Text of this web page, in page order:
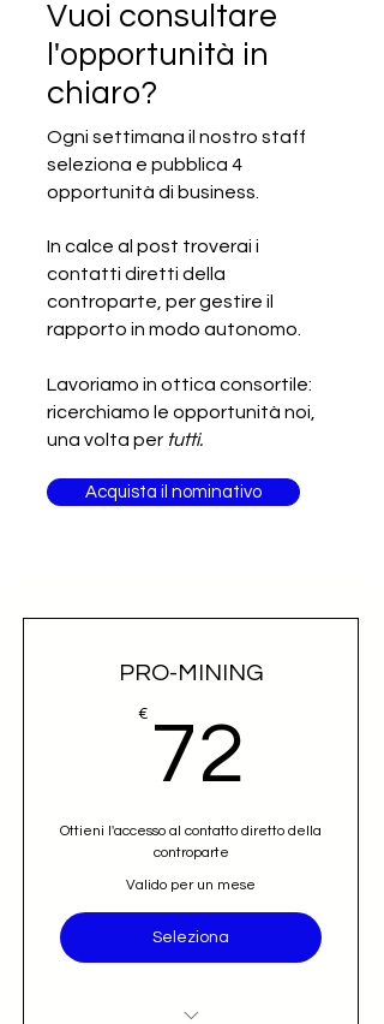
SCADUTA - Cercasi produttore
Vuoi consultare
l'opportunità in
chiaro?
Ogni settimana il nostro staff
seleziona e pubblica 4
opportunità di business.
In calce al post troverai i
contatti diretti della
controparte, per gestire il
rapporto in modo autonomo.
Lavoriamo in ottica consortile:
ricerchiamo le opportunità noi,
una volta per tutti.
Acquista il nominativo
PRO-MINING
€ 72
Ottieni l'accesso al contatto diretto della
controparte
Valido per un mese
Seleziona